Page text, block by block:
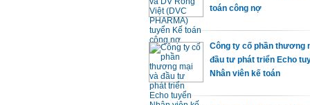
toán công nợ
Công ty cố phần thương
đầu tư phát triển Echo
Nhân viên kế toán